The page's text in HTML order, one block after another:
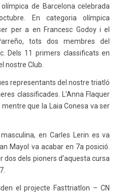
de Barcelona celebrada
En categoria olímpica
per a en Francesc Godoy i el
tots dos membres del
Dels 11 primers classificats en
nostre Club.
representants del nostre triatló
classificades. L’Anna Flaquer
que la Laia Conesa va ser
en Carles Lerin es va
Mayol va acabar en 7a posició.
dos dels pioners d’aquesta cursa
el projecte Fasttriatlon – CN